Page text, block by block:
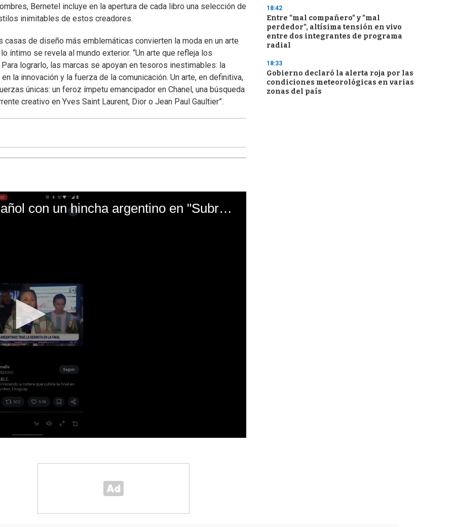
Bernetel incluye en la apertura de cada libro una selección de
inimitables de estos creadores.
casas de diseño más emblemáticas convierten la moda en un arte
íntimo se revela al mundo exterior. “Un arte que refleja los
lograrlo, las marcas se apoyan en tesoros inestimables: la
la innovación y la fuerza de la comunicación. Un arte, en definitiva,
únicas: un feroz ímpetu emancipador en Chanel, una búsqueda
creativo en Yves Saint Laurent, Dior o Jean Paul Gaultier”.
El mal momento de Yanina Gasañol con un hincha argentino en "Subrayado"
18:42
Entre "mal compañero" y "mal
perdedor", altísima tensión en vivo
entre dos integrantes de programa
radial
18:33
Gobierno declaró la alerta roja por las
condiciones meteorológicas en varias
zonas del país